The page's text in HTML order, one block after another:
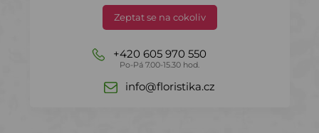
Zeptat se na cokoliv
+420 605 970 550
Po-Pá 7.00-15.30 hod.
info@floristika.cz